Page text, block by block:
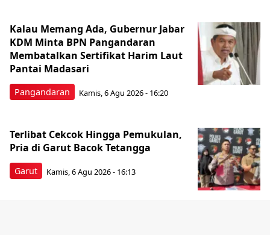
Pangandaran
Kalau Memang Ada, Gubernur Jabar
KDM Minta BPN Pangandaran
Membatalkan Sertifikat Harim Laut
Pantai Madasari
Kamis, 6 Agu 2026 - 16:20
Garut
Terlibat Cekcok Hingga Pemukulan,
Pria di Garut Bacok Tetangga
Kamis, 6 Agu 2026 - 16:13